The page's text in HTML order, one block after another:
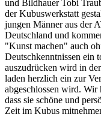
und Bildhauer Tobi
der Kubuswerkstatt
jungen Männer aus der
Deutschland und
"Kunst machen" auch
Deutschkenntnissen
auszudrücken wird in
laden herzlich ein zur
abgeschlossen wird.
dass sie schöne und
Zeit im Kubus